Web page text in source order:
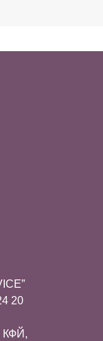
20
КФЙ,